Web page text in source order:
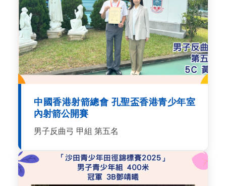
中國香港射箭總會 孔聖盃香港青少年室
內射箭公開賽
男子反曲弓 甲組 第五名